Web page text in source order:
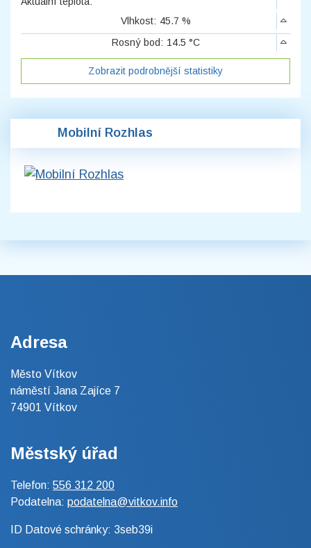
Vlhkost: 45.7 %
Rosný bod: 14.5 °C
Zobrazit podrobnější statistiky
Mobilní Rozhlas
Adresa
Město Vítkov
náměstí Jana Zajíce 7
74901 Vítkov
Městský úřad
Telefon: 556 312 200
Podatelna: podatelna@vitkov.info
ID Datové schránky: 3seb39i